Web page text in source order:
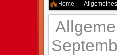
Home Allgemeines